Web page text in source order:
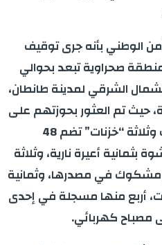
الوطني بأنه جرى توقيف
صحراوية تبعد بحوالي
الشمال الشرقي لمدينة طانطان،
حيث تم العثور بحوزتهم على
سلاحين من نوع كلاشينكوف وثلاثة “خزنات” تضم 48
أعيرة نارية، وثلاثة
مشكوك في مصدرها، وثمانية
أربع منها مسجلة في إحدى
مصباح كهربائي.